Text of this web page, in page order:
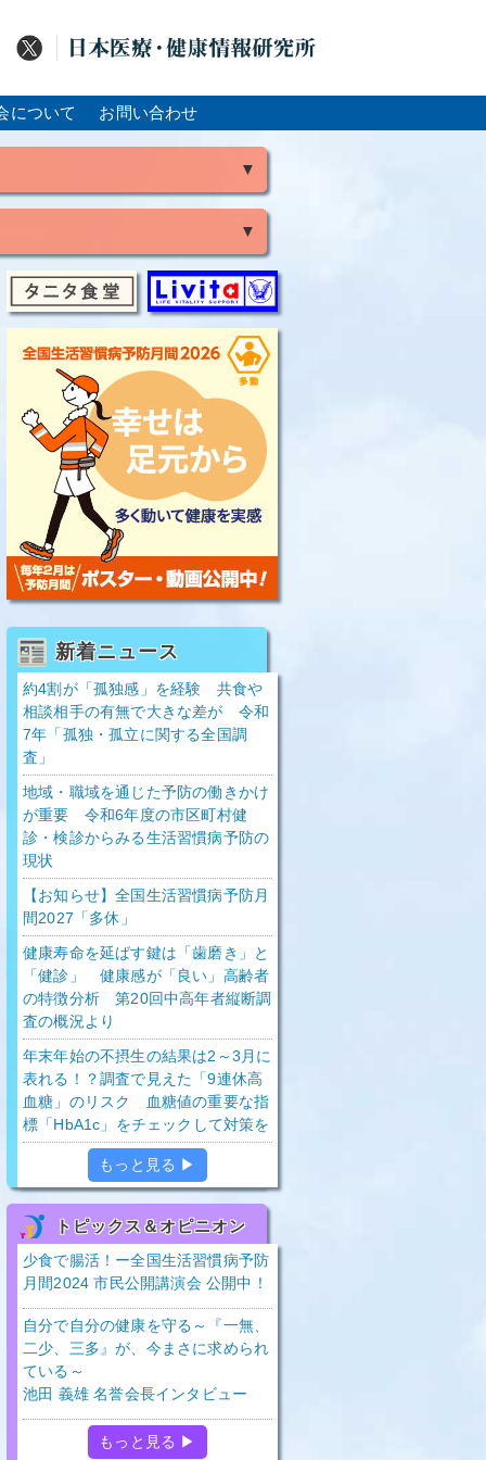
について お問い合わせ
▼
▼
出血
大腸がん
骨粗鬆症
新着ニュース
約4割が「孤独感」を経験 共食や
相談相手の有無で大きな差が 令和
7年「孤独・孤立に関する全国調
査」
地域・職域を通じた予防の働きかけ
が重要 令和6年度の市区町村健
診・検診からみる生活習慣病予防の
現状
【お知らせ】全国生活習慣病予防月
間2027「多休」
健康寿命を延ばす鍵は「歯磨き」と
「健診」 健康感が「良い」高齢者
の特徴分析 第20回中高年者縦断調
査の概況より
年末年始の不摂生の結果は2～3月に
表れる！？調査で見えた「9連休高
血糖」のリスク 血糖値の重要な指
標「HbA1c」をチェックして対策を
もっと見る ▶
トピックス＆オピニオン
少食で腸活！ー全国生活習慣病予防
月間2024 市民公開講演会 公開中！
自分で自分の健康を守る～『一無、
二少、三多』が、今まさに求められ
ている～
池田 義雄 名誉会長インタビュー
もっと見る ▶